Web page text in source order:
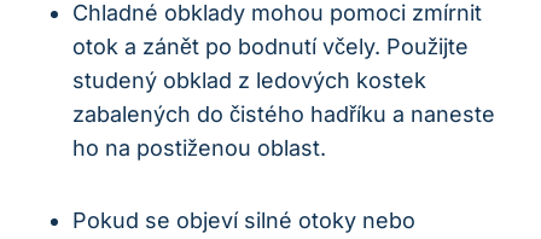
Chladné obklady mohou pomoci zmírnit
otok a zánět po bodnutí včely. Použijte
studený obklad z ledových kostek
zabalených do čistého hadříku a naneste
ho na postiženou oblast.
Pokud se objeví silné otoky nebo